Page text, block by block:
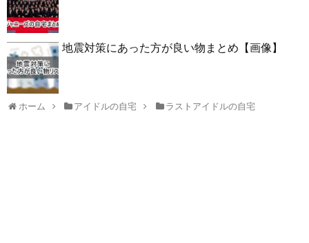
地震対策にあった方が良い物まとめ【画像】
ホーム アイドルの自宅 ラストアイドルの自宅